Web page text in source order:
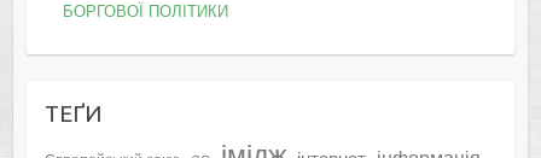
БОРГОВОЇ ПОЛІТИКИ
ТЕҐИ